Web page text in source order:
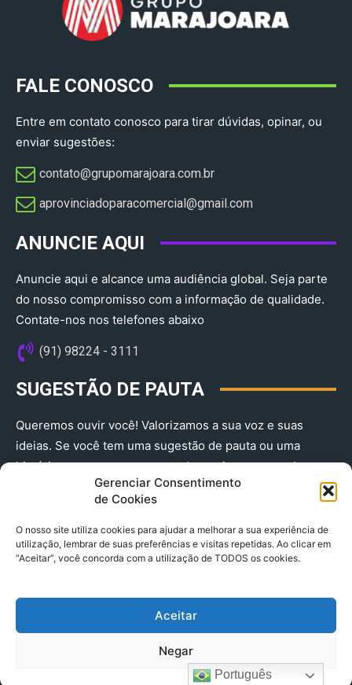
Gerenciar Consentimento
de Cookies
O nosso site utiliza cookies para ajudar a melhorar a sua experiência de
utilização, lembrar de suas preferências e visitas repetidas. Ao clicar em
“Aceitar”, você concorda com a utilização de TODOS os cookies.
Aceitar
Negar
FALE CONOSCO
Entre em contato conosco para tirar dúvidas, opinar, ou
enviar sugestões:
contato@grupomarajoara.com.br
aprovinciadoparacomercial@gmail.com​
ANUNCIE AQUI
Anuncie aqui e alcance uma audiência global. Seja parte
do nosso compromisso com a informação de qualidade.
Contate-nos nos telefones abaixo
(91) 98224 - 3111
SUGESTÃO DE PAUTA
Queremos ouvir você! Valorizamos a sua voz e suas
ideias. Se você tem uma sugestão de pauta ou uma
história que merece ser contada, envie-nos agora!
(91) 98224 - 3111
© 2025 A Província do Pará CNPJ: 04.901.141/0001-36 End .
Trav. Quintino Bocaiuva 2301, Ed. Rogério Fernandez – Sala
2701- Cremação – CEP 66045.315
Português